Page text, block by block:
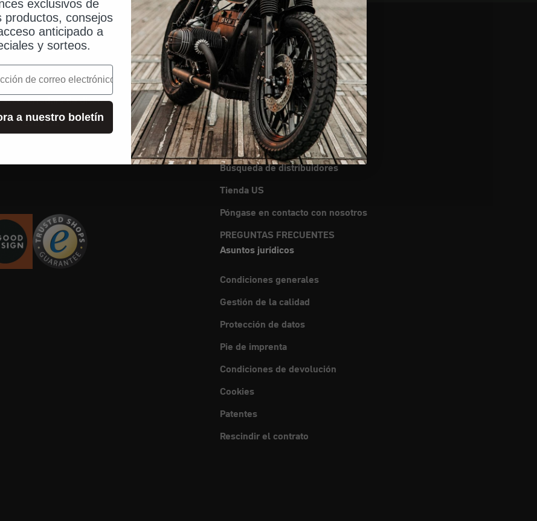
Seguridad
Cerraduras
cerradura de disco
Cadenas
Servicio
Blog
Instrucciones de uso
Pedidos y envíos
Solicitud de información
Búsqueda de distribuidores
Tienda US
Póngase en contacto con nosotros
PREGUNTAS FRECUENTES
Asuntos jurídicos
Condiciones generales
Gestión de la calidad
Protección de datos
Pie de imprenta
Condiciones de devolución
Cookies
Patentes
Rescindir el contrato
exclusivos de
productos, consejos
anticipado a
y sorteos.
a nuestro boletín